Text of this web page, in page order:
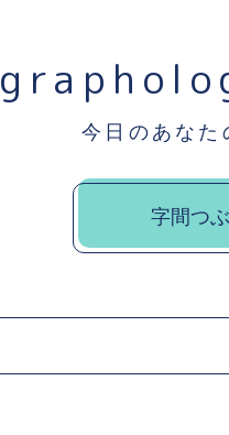
今日のあなた
字間つ